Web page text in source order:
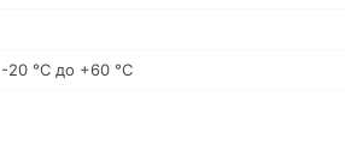
20 °C до +60 °C